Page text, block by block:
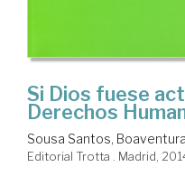
Si Dios fuese
Derechos
Sousa Santos,
Editorial Trotta . Madrid,